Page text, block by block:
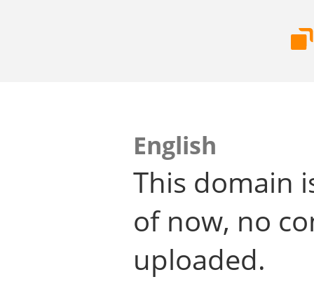
English
This domain
of now, no
uploaded.